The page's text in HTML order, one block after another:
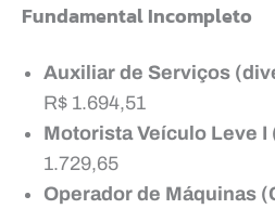
Fundamental Incompleto
Auxiliar de Serviços
R$ 1.694,51
Motorista Veículo Leve I
1.729,65
Operador de Máquinas